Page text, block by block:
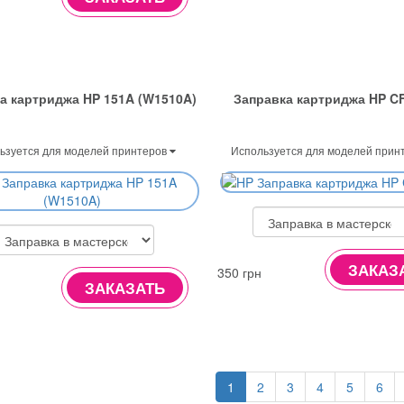
картриджа HP 151A (W1510A)
для моделей принтеров
ЗАКАЗАТЬ
Заправка картриджа HP
Используется для моделей
350 грн
1 2 3 4 5 6